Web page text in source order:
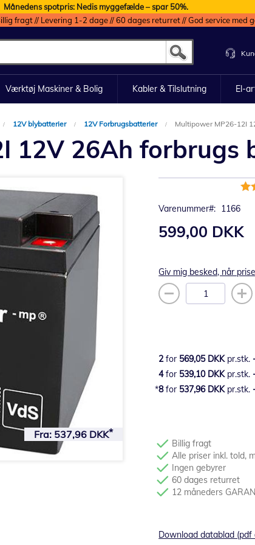
Månedens spotpris: Nedis myggefælde – spar 50%.
fragt // Levering 1-2 dage // 60 dages returret // God service med
Værktøj Maskiner & Bolig Kabler & Tilslutning El-
12V blybatterier 12V Forbrugsbatterier Multipower MP26-12I
12V 26Ah forbrugs
Varenummer 1166
599,00 DKK
Giv mig besked, når
2for 569,05 DKK pr.stk.
4for 539,10 DKK pr.stk.
8for 537,96 DKK pr.stk.
Billig fragt
Alle priser inkl. told,
Ingen gebyrer
60 dages returret
12 måneders
Download datablad (pdf
Fra: 537,96 DKK